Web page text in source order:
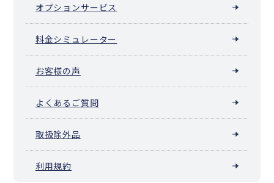
オプションサービス
料金シミュレーター
お客様の声
よくあるご質問
取扱除外品
利用規約